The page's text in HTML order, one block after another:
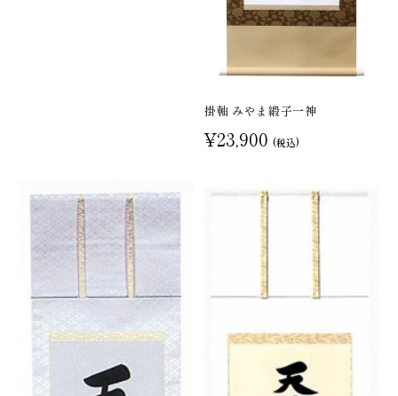
掛軸 みやま緞子一神
¥23,900 (税込)